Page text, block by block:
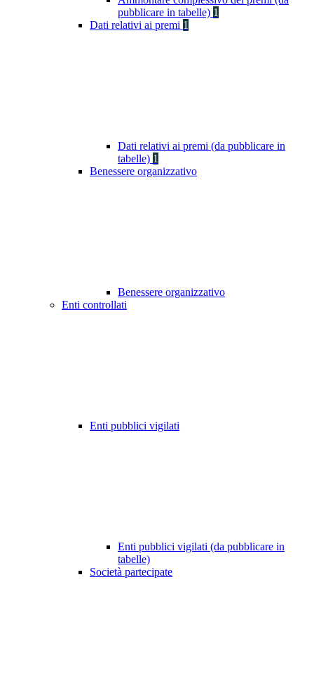
pubblicare in tabelle) 1
Dati relativi ai premi 1
Dati relativi ai premi (da pubblicare in
tabelle) 1
Benessere organizzativo
Benessere organizzativo
Enti controllati
Enti pubblici vigilati
Enti pubblici vigilati (da pubblicare in
tabelle)
Società partecipate